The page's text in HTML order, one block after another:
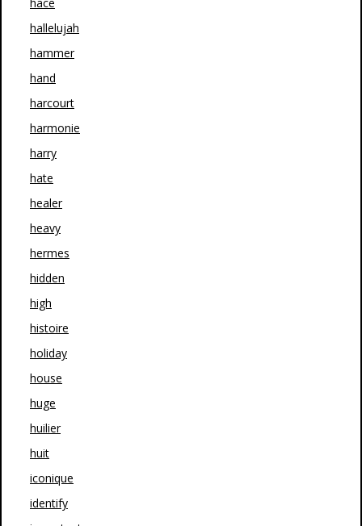
hallelujah
hammer
hand
harcourt
harmonie
harry
hate
healer
heavy
hermes
hidden
high
histoire
holiday
house
huge
huilier
huit
iconique
identify